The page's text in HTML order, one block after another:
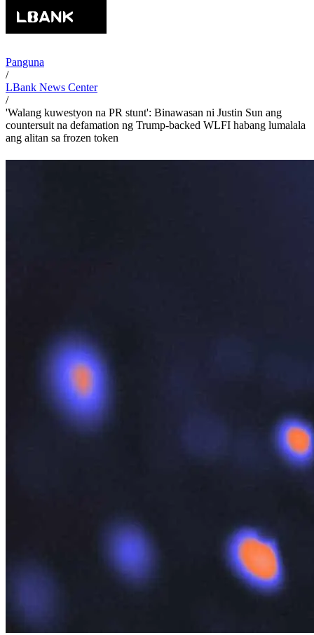
Panguna
/
LBank News Center
/
'Walang kuwestyon na PR stunt': Binawasan ni Justin Sun ang
countersuit na defamation ng Trump-backed WLFI habang lumalala
ang alitan sa frozen token